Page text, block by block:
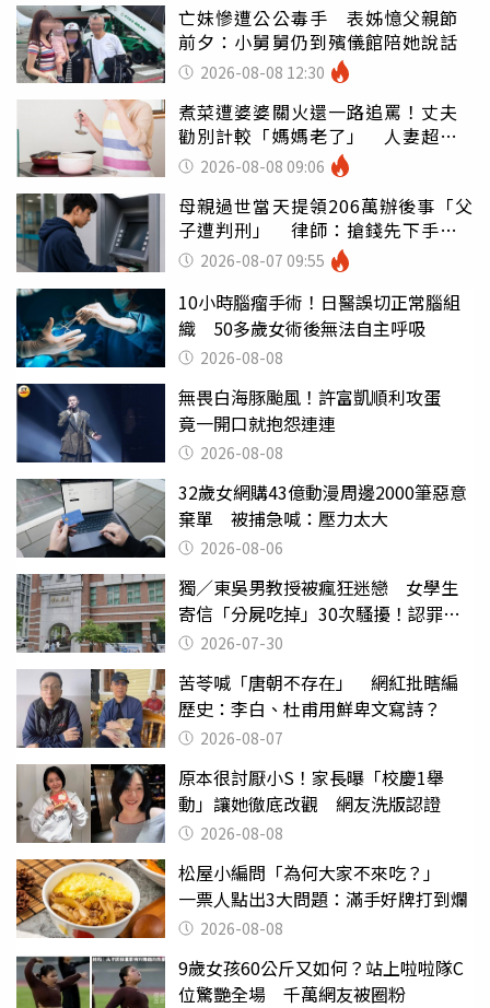
亡妹慘遭公公毒手 表姊憶父親節
前夕：小舅舅仍到殯儀館陪她說話
2026-08-08 12:30
煮菜遭婆婆關火還一路追罵！丈夫
勸別計較「媽媽老了」 人妻超崩
潰：我像台傭
2026-08-08 09:06
母親過世當天提領206萬辦後事「父
子遭判刑」 律師：搶錢先下手是
罪 2026-08-07 09:55
10小時腦瘤手術！日醫誤切正常腦組
織 50多歲女術後無法自主呼吸
2026-08-08
無畏白海豚颱風！許富凱順利攻蛋
竟一開口就抱怨連連
2026-08-08
32歲女網購43億動漫周邊2000筆惡意
棄單 被捕急喊：壓力太大
2026-08-06
獨／東吳男教授被瘋狂迷戀 女學生
寄信「分屍吃掉」30次騷擾！認罪免
關 2026-07-30
苦苓喊「唐朝不存在」 網紅批瞎編
歷史：李白、杜甫用鮮卑文寫詩？
2026-08-07
原本很討厭小S！家長曝「校慶1舉
動」讓她徹底改觀 網友洗版認證
2026-08-08
松屋小編問「為何大家不來吃？」
一票人點出3大問題：滿手好牌打到爛
2026-08-08
9歲女孩60公斤又如何？站上啦啦隊C
位驚艷全場 千萬網友被圈粉